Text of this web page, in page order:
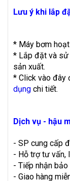
Lưu ý khi lắp
* Máy bơm
* Lắp đặt và sử
sản xuất.
* Click vào đây
dụng chi tiết.
Dịch vụ - hậu
- SP cung cấp
- Hỗ trợ tư vấn,
- Tiếp nhận
- Giao hàng